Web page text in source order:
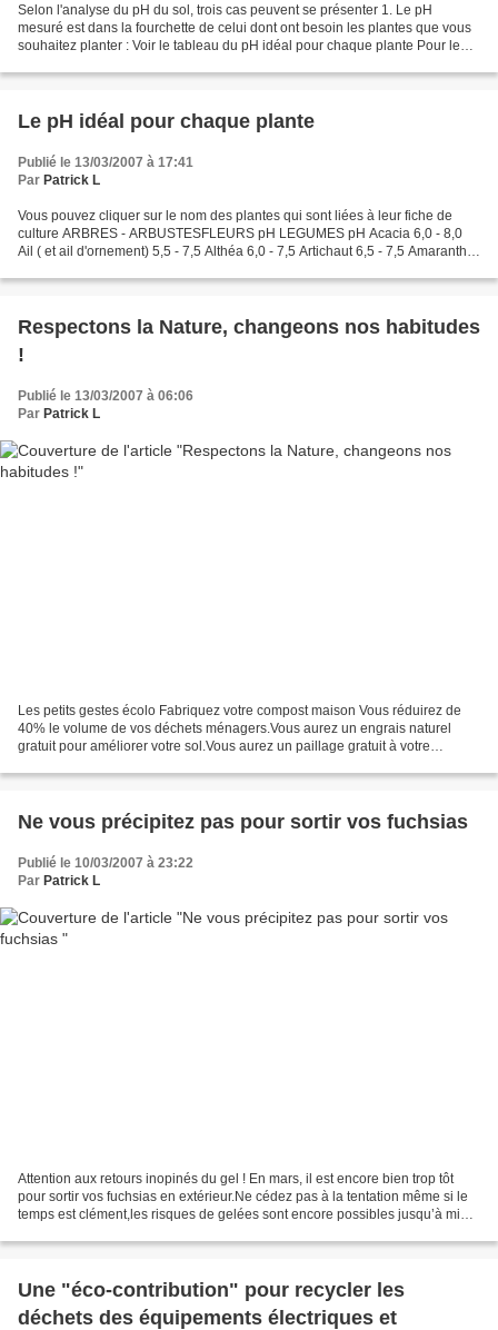
Selon l'analyse du pH du sol, trois cas peuvent se présenter 1. Le pH
mesuré est dans la fourchette de celui dont ont besoin les plantes que vous
souhaitez planter : Voir le tableau du pH idéal pour chaque plante Pour le
Le pH idéal pour chaque plante
Publié le 13/03/2007 à 17:41
Par Patrick L
Vous pouvez cliquer sur le nom des plantes qui sont liées à leur fiche de
culture ARBRES - ARBUSTESFLEURS pH LEGUMES pH Acacia 6,0 - 8,0
Ail ( et ail d'ornement) 5,5 - 7,5 Althéa 6,0 - 7,5 Artichaut 6,5 - 7,5 Amaranthe
Respectons la Nature, changeons nos habitudes
!
Publié le 13/03/2007 à 06:06
Par Patrick L
Les petits gestes écolo Fabriquez votre compost maison Vous réduirez de
40% le volume de vos déchets ménagers.Vous aurez un engrais naturel
gratuit pour améliorer votre sol.Vous aurez un paillage gratuit à votre
Ne vous précipitez pas pour sortir vos fuchsias
Publié le 10/03/2007 à 23:22
Par Patrick L
Attention aux retours inopinés du gel ! En mars, il est encore bien trop tôt
pour sortir vos fuchsias en extérieur.Ne cédez pas à la tentation même si le
temps est clément,les risques de gelées sont encore possibles jusqu’à mi
Une "éco-contribution" pour recycler les
déchets des équipements électriques et